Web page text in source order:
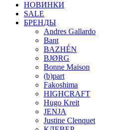
НОВИНКИ
SALE
БРЕНДЫ
Andres Gallardo
Bant
BAZHÉN
BJØRG
Bonne Maison
(b)part
Fakoshima
HIGHCRAFT
Hugo Kreit
JENJA
Justine Clenquet